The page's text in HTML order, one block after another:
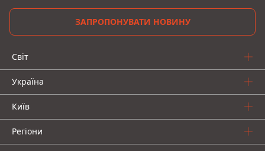
ЗАПРОПОНУВАТИ НОВИНУ
Світ
Україна
Київ
Регіони